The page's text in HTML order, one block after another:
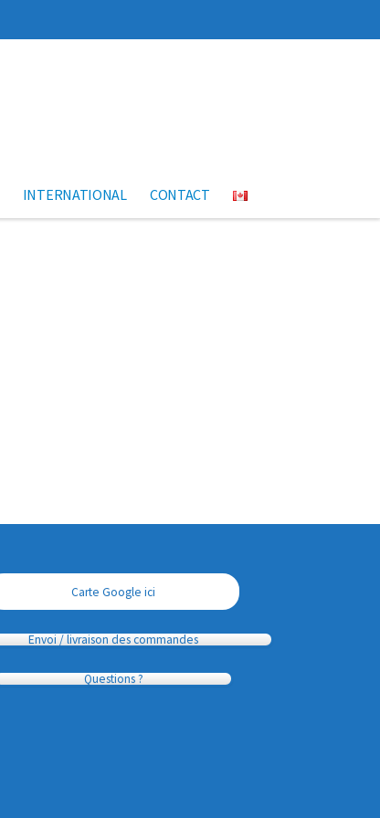
INTERNATIONAL CONTACT
Carte Google ici
Envoi / livraison des commandes
Questions ?